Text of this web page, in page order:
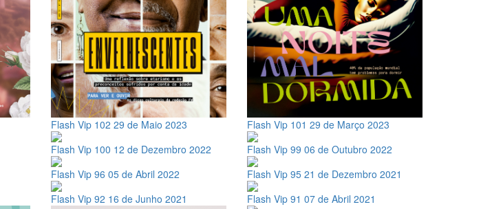
Flash Vip 102 29 de Maio 2023 Flash Vip 101 29 de Março 2023
Flash Vip 100 12 de Dezembro 2022 Flash Vip 99 06 de Outubro 2022
Flash Vip 96 05 de Abril 2022 Flash Vip 95 21 de Dezembro 2021
Flash Vip 92 16 de Junho 2021 Flash Vip 91 07 de Abril 2021